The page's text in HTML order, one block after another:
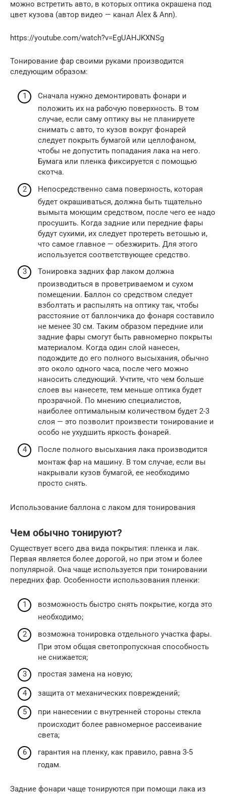
можно встретить авто, в которых оптика окрашена под
цвет кузова (автор видео — канал Alex & Ann).
https://youtube.com/watch?v=EgUAHJKXNSg
Тонирование фар своими руками производится
следующим образом:
Сначала нужно демонтировать фонари и
положить их на рабочую поверхность. В том
случае, если саму оптику вы не планируете
снимать с авто, то кузов вокруг фонарей
следует покрыть бумагой или целлофаном,
чтобы не допустить попадания лака на него.
Бумага или пленка фиксируется с помощью
скотча.
Непосредственно сама поверхность, которая
будет окрашиваться, должна быть тщательно
вымыта моющим средством, после чего ее надо
просушить. Когда задние или передние фары
будут сухими, их следует протереть ветошью и,
что самое главное — обезжирить. Для этого
используется соответствующее средство.
Тонировка задних фар лаком должна
производиться в проветриваемом и сухом
помещении. Баллон со средством следует
взболтать и распылять на оптику так, чтобы
расстояние от баллончика до фонаря составило
не менее 30 см. Таким образом передние или
задние фары смогут быть равномерно покрыты
материалом. Когда один слой нанесен,
подождите до его полного высыхания, обычно
это около одного часа, после чего можно
наносить следующий. Учтите, что чем больше
слоев вы нанесете, тем меньше оптика будет
прозрачной. По мнению специалистов,
наиболее оптимальным количеством будет 2-3
слоя — это позволит произвести тонирование и
особо не ухудшить яркость фонарей.
После полного высыхания лака производится
монтаж фар на машину. В том случае, если вы
накрывали кузов бумагой, ее необходимо
просто снять.
Использование баллона с лаком для тонирования
Чем обычно тонируют?
Существует всего два вида покрытия: пленка и лак.
Первая является более дорогой, но при этом и более
популярной. Она чаще используется при тонировании
передних фар. Особенности использования пленки:
возможность быстро снять покрытие, когда это
необходимо;
возможна тонировка отдельного участка фары.
При этом общая светопропускная способность
не снижается;
простая замена на новую;
защита от механических повреждений;
при нанесении с внутренней стороны стекла
происходит более равномерное рассеивание
света;
гарантия на пленку, как правило, равна 3-5
годам.
Задние фонари чаще тонируются при помощи лака из